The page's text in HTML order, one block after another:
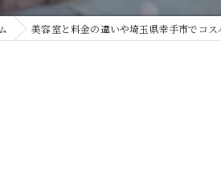
美容室と料金の違いや埼玉県幸手市でコ